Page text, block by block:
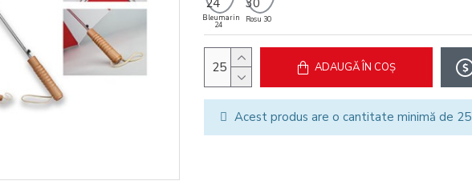
Bleumarin
24
Rosu 30
ADAUGĂ ÎN COȘ
Acest produs are o cantitate minimă de 25